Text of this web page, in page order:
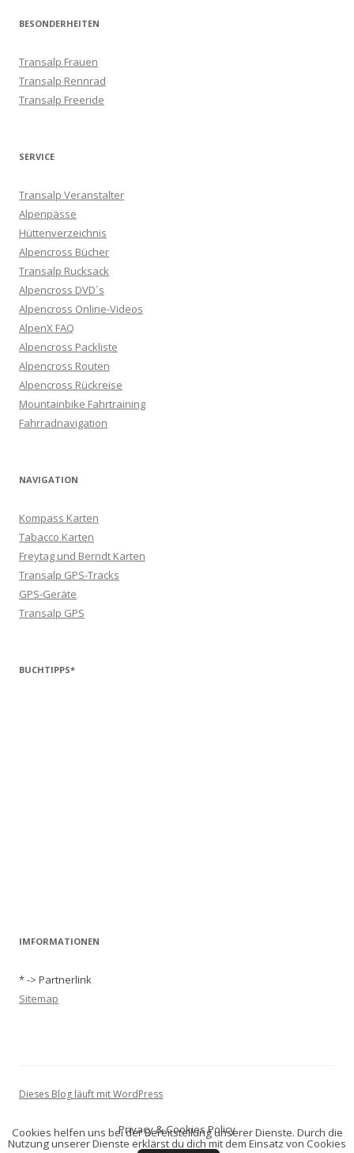
BESONDERHEITEN
Transalp Frauen
Transalp Rennrad
Transalp Freeride
SERVICE
Transalp Veranstalter
Alpenpässe
Hüttenverzeichnis
Alpencross Bücher
Transalp Rucksack
Alpencross DVD´s
Alpencross Online-Videos
AlpenX FAQ
Alpencross Packliste
Alpencross Routen
Alpencross Rückreise
Mountainbike Fahrtraining
Fahrradnavigation
NAVIGATION
Kompass Karten
Tabacco Karten
Freytag und Berndt Karten
Transalp GPS-Tracks
GPS-Geräte
Transalp GPS
BUCHTIPPS*
IMFORMATIONEN
* -> Partnerlink
Sitemap
Dieses Blog läuft mit WordPress
Cookies helfen uns bei der Bereitstellung unserer Dienste. Durch die
Nutzung unserer Dienste erklärst du dich mit dem Einsatz von Cookies
Privacy & Cookies Policy